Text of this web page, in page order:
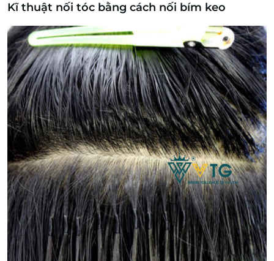
Kĩ thuật nối tóc bằng cách nối bím keo